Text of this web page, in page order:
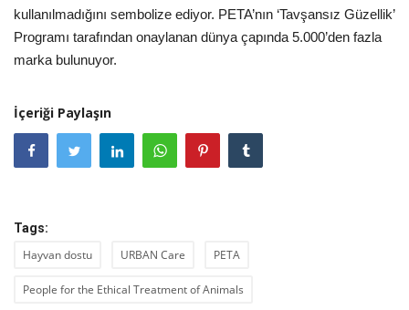
kullanılmadığını sembolize ediyor. PETA’nın ‘Tavşansız Güzellik’
Programı tarafından onaylanan dünya çapında 5.000’den fazla
marka bulunuyor.
İçeriği Paylaşın
Tags:
Hayvan dostu URBAN Care PETA
People for the Ethical Treatment of Animals